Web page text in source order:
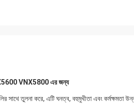
VNX5800 এর জন্য
সাথে তুলনা করে, এটি ঘনত্ব, বহুমুখীতা এবং কর্মক্ষমতা